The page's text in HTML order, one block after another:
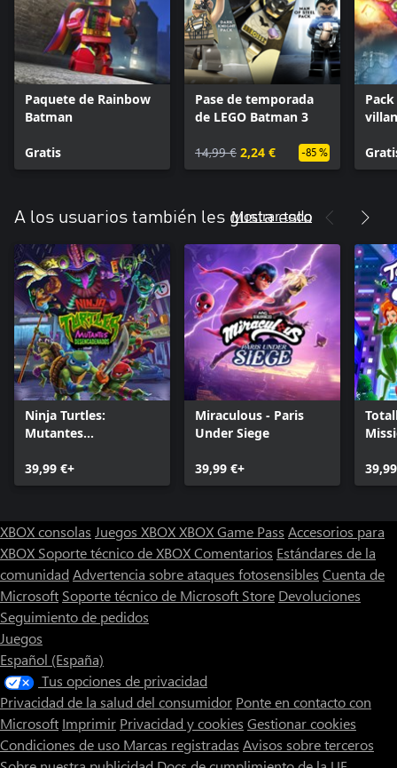
Paquete de Rainbow
Batman
Gratis
Pase de temporada
de LEGO Batman 3
14,99 € 2,24 € -85 %
A los usuarios también les gusta esto
Mostrar todo
Ninja Turtles:
Mutantes
39,99 €+
Miraculous - Paris
Under Siege
39,99 €+
XBOX consolas Juegos XBOXXBOX Game Pass Accesorios para
XBOX Soporte técnico de XBOXComentarios Estándares de la
comunidad Advertencia sobre ataques fotosensibles Cuenta de
Microsoft Soporte técnico de Microsoft Store Devoluciones
Seguimiento de pedidos
Juegos
Español (España)
Tus opciones de privacidad
Privacidad de la salud del consumidor Ponte en contacto con
Microsoft Imprimir Privacidad y cookies Gestionar cookies
Condiciones de uso Marcas registradas Avisos sobre terceros